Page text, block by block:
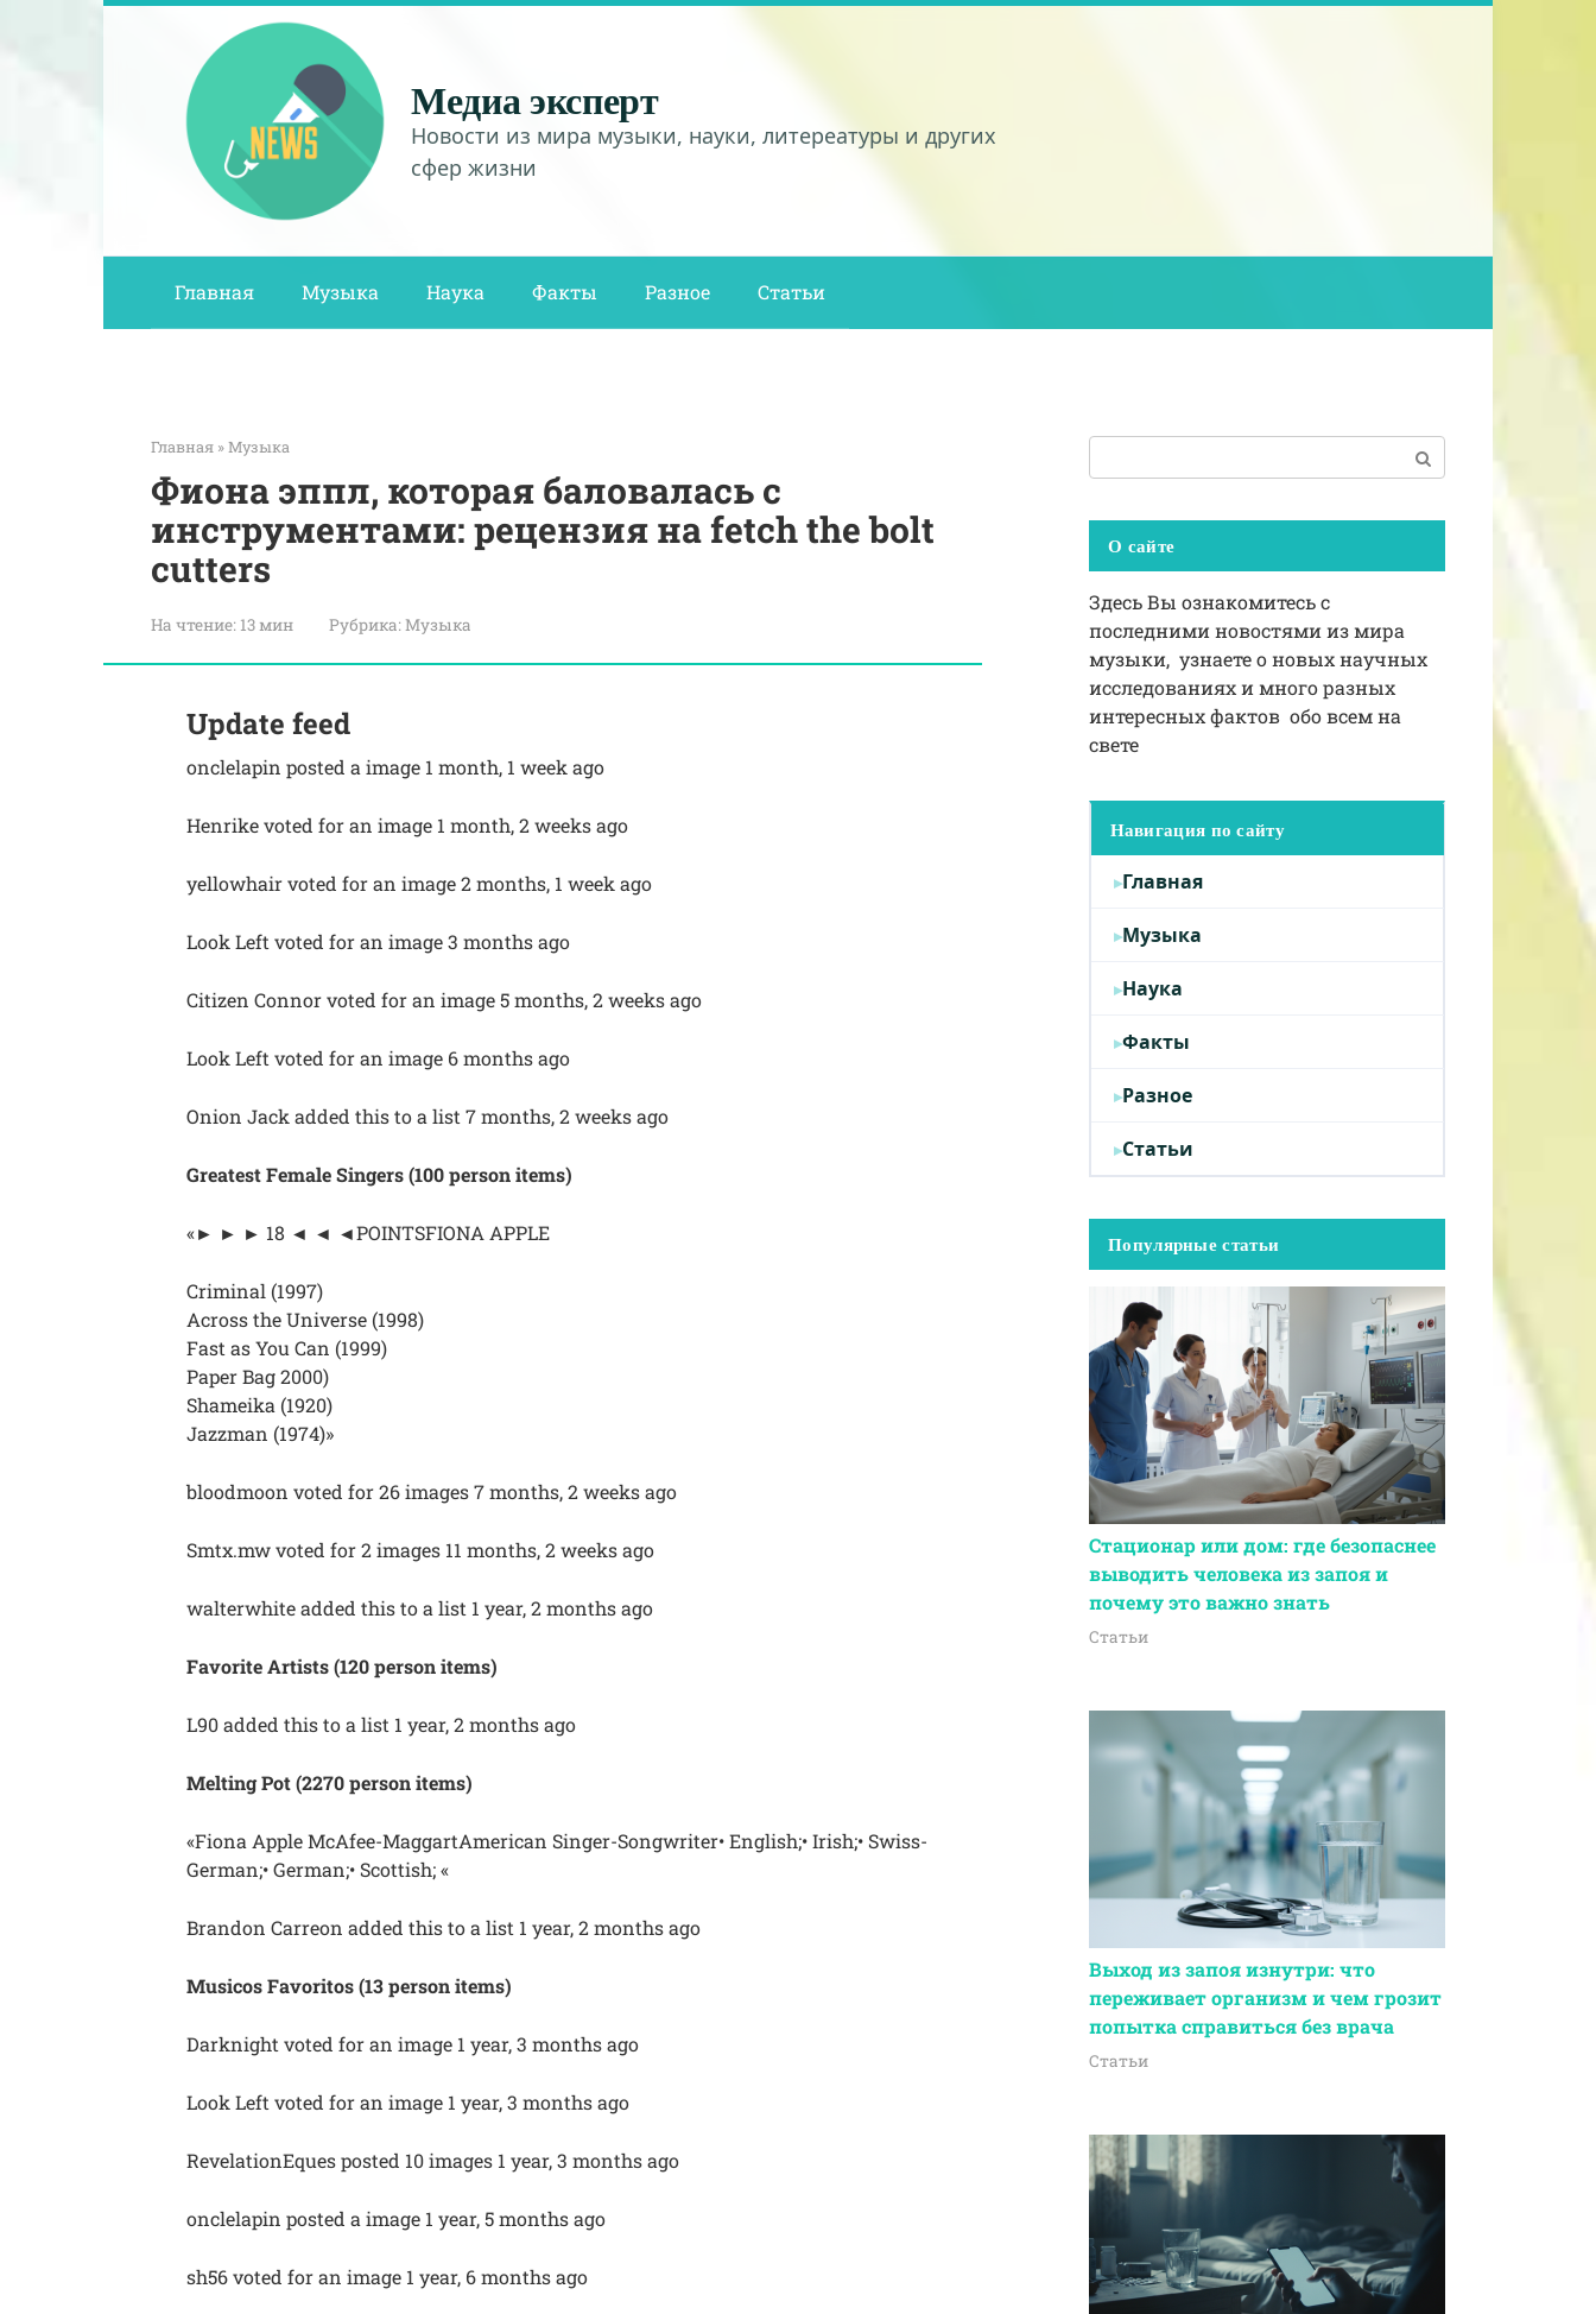
Медиа эксперт
Новости из мира музыки, науки, литереатуры и других
сфер жизни
Главная Музыка Наука Факты Разное Статьи
Главная »Музыка
Фиона эппл, которая баловалась с
инструментами: рецензия на fetch the bolt
cutters
На чтение: 13 мин Рубрика:Музыка
Update feed
onclelapin posted a image 1 month, 1 week ago
Henrike voted for an image 1 month, 2 weeks ago
yellowhair voted for an image 2 months, 1 week ago
Look Left voted for an image 3 months ago
Citizen Connor voted for an image 5 months, 2 weeks ago
Look Left voted for an image 6 months ago
Onion Jack added this to a list 7 months, 2 weeks ago
Greatest Female Singers (100 person items)
«► ► ► 18 ◄ ◄ ◄POINTSFIONA APPLE
Criminal (1997)
Across the Universe (1998)
Fast as You Can (1999)
Paper Bag 2000)
Shameika (1920)
Jazzman (1974)»
bloodmoon voted for 26 images 7 months, 2 weeks ago
Smtx.mw voted for 2 images 11 months, 2 weeks ago
walterwhite added this to a list 1 year, 2 months ago
Favorite Artists (120 person items)
L90 added this to a list 1 year, 2 months ago
Melting Pot (2270 person items)
«Fiona Apple McAfee-MaggartAmerican Singer-Songwriter• English;• Irish;• Swiss-
German;• German;• Scottish; «
Brandon Carreon added this to a list 1 year, 2 months ago
Musicos Favoritos (13 person items)
Darknight voted for an image 1 year, 3 months ago
Look Left voted for an image 1 year, 3 months ago
RevelationEques posted 10 images 1 year, 3 months ago
onclelapin posted a image 1 year, 5 months ago
sh56 voted for an image 1 year, 6 months ago
О сайте
Здесь Вы ознакомитесь с
последними новостями из мира
музыки, узнаете о новых научных
исследованиях и много разных
интересных фактов обо всем на
свете
Навигация по сайту
Главная
Музыка
Наука
Факты
Разное
Статьи
Популярные статьи
Стационар или дом: где безопаснее
выводить человека из запоя и
почему это важно знать
Статьи
Выход из запоя изнутри: что
переживает организм и чем грозит
попытка справиться без врача
Статьи